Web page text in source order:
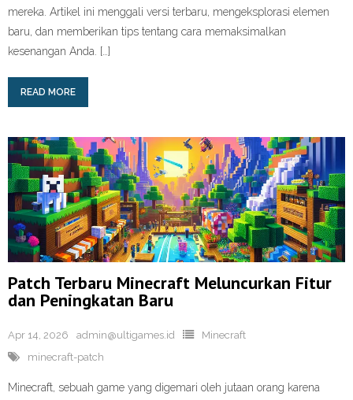
mereka. Artikel ini menggali versi terbaru, mengeksplorasi elemen
baru, dan memberikan tips tentang cara memaksimalkan
kesenangan Anda. […]
READ MORE
Patch Terbaru Minecraft Meluncurkan Fitur
dan Peningkatan Baru
Apr 14, 2026 admin@ultigames.id
Minecraft
minecraft-patch
Minecraft, sebuah game yang digemari oleh jutaan orang karena